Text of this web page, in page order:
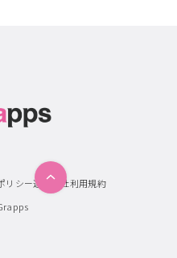
リシー運営会社利用規約